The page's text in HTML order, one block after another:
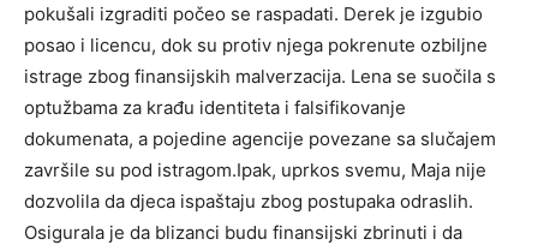
pokušali izgraditi počeo se raspadati. Derek je izgubio
posao i licencu, dok su protiv njega pokrenute ozbiljne
istrage zbog finansijskih malverzacija. Lena se suočila s
optužbama za krađu identiteta i falsifikovanje
dokumenata, a pojedine agencije povezane sa slučajem
završile su pod istragom.Ipak, uprkos svemu, Maja nije
dozvolila da djeca ispaštaju zbog postupaka odraslih.
Osigurala je da blizanci budu finansijski zbrinuti i da